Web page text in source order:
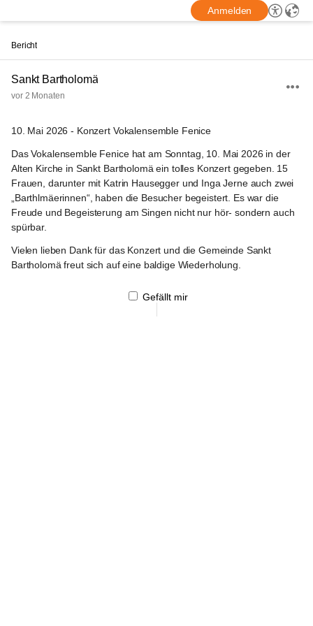
Anmelden
Bericht
Sankt Bartholomä
vor 2 Monaten
10. Mai 2026 - Konzert Vokalensemble Fenice
Das Vokalensemble Fenice hat am Sonntag, 10. Mai 2026 in der
Alten Kirche in Sankt Bartholomä ein tolles Konzert gegeben. 15
Frauen, darunter mit Katrin Hausegger und Inga Jerne auch zwei
„Barthlmäerinnen“, haben die Besucher begeistert. Es war die
Freude und Begeisterung am Singen nicht nur hör- sondern auch
spürbar.
Vielen lieben Dank für das Konzert und die Gemeinde Sankt
Bartholomä freut sich auf eine baldige Wiederholung.
Gefällt mir